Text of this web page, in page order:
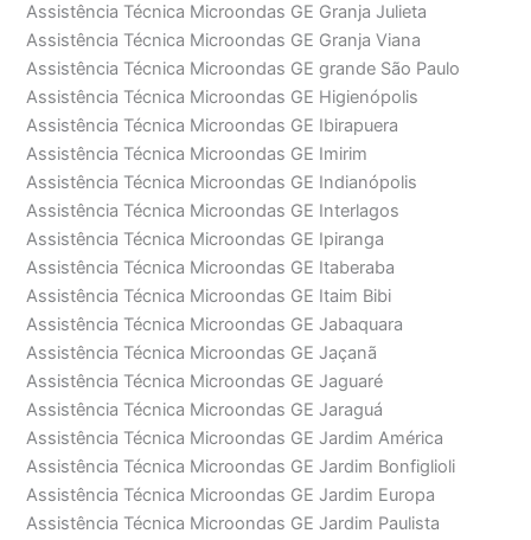
Assistência Técnica Microondas GE Granja Julieta
Assistência Técnica Microondas GE Granja Viana
Assistência Técnica Microondas GE grande São Paulo
Assistência Técnica Microondas GE Higienópolis
Assistência Técnica Microondas GE Ibirapuera
Assistência Técnica Microondas GE Imirim
Assistência Técnica Microondas GE Indianópolis
Assistência Técnica Microondas GE Interlagos
Assistência Técnica Microondas GE Ipiranga
Assistência Técnica Microondas GE Itaberaba
Assistência Técnica Microondas GE Itaim Bibi
Assistência Técnica Microondas GE Jabaquara
Assistência Técnica Microondas GE Jaçanã
Assistência Técnica Microondas GE Jaguaré
Assistência Técnica Microondas GE Jaraguá
Assistência Técnica Microondas GE Jardim América
Assistência Técnica Microondas GE Jardim Bonfiglioli
Assistência Técnica Microondas GE Jardim Europa
Assistência Técnica Microondas GE Jardim Paulista